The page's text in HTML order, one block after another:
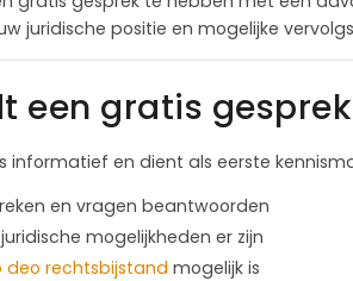
juridische positie en mogelijke
een gratis
informatief en dient als eerste
en vragen beantwoorden
mogelijkheden er zijn
deo rechtsbijstand mogelijk is